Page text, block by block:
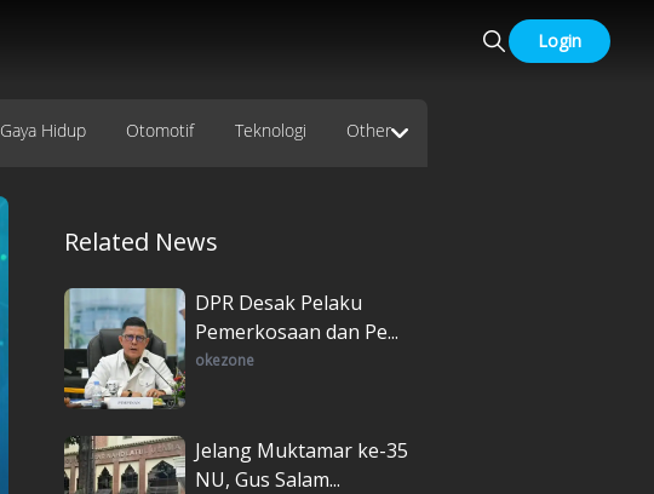
Login
Gaya Hidup Otomotif Teknologi Other
Related News
DPR Desak Pelaku
Pemerkosaan dan Pe...
okezone
Jelang Muktamar ke-35
NU, Gus Salam...